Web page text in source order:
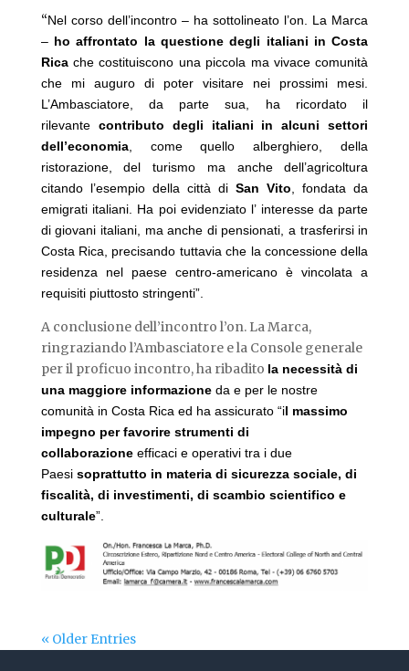
“Nel corso dell’incontro – ha sottolineato l’on. La Marca
– ho affrontato la questione degli italiani in Costa
Ricache costituiscono una piccola ma vivace comunità
che mi auguro di poter visitare nei prossimi mesi.
L’Ambasciatore, da parte sua, ha ricordato il
rilevante contributo degli italiani in alcuni settori
dell’economia, come quello alberghiero, della
ristorazione, del turismo ma anche dell’agricoltura
citando l’esempio della città diSan Vito, fondata da
emigrati italiani. Ha poi evidenziato l’ interesse da parte
di giovani italiani, ma anche di pensionati, a trasferirsi in
Costa Rica, precisando tuttavia che la concessione della
residenza nel paese centro-americano è vincolata a
requisiti piuttosto stringenti”.
A conclusione dell’incontro l’on. La Marca,
ringraziando l’Ambasciatore e la Console generale
per il proficuo incontro, ha ribadito la necessità di
una maggiore informazioneda e per le nostre
comunità in Costa Rica ed ha assicurato “il massimo
impegno per favorire strumenti di
collaborazioneefficaci e operativi tra i due
Paesi soprattutto in materia di sicurezza sociale, di
fiscalità, di investimenti, di scambio scientifico e
culturale”.
« Older Entries